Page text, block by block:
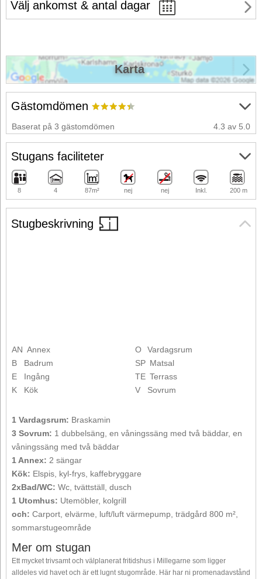
Välj ankomst & antal dagar
Stugbeskrivning
AN Annex
B
Badrum
E
Ingång
K
Kök
O
Vardagsrum
SP Matsal
TE Terrass
V
Sovrum
1 Vardagsrum: Braskamin
3 Sovrum: 1 dubbelsäng, en våningssäng med två bäddar, en
våningssäng med två bäddar
1 Annex: 2 sängar
Kök: Elspis, kyl-frys, kaffebryggare
2xBad/WC: Wc, tvättställ, dusch
1 Utomhus: Utemöbler, kolgrill
och: Carport, elvärme, luft/luft värmepump, trädgård 800 m²,
sommarstugeområde
Mer om stugan
Ett mycket trivsamt och välplanerat fritidshus i Millegarne som ligger
alldeles vid havet och är ett lugnt stugområde. Här har ni promenadavstånd
Gästomdömen
Baserat på 3 gästomdömen 4.3 av 5.0
Stugans faciliteter
8 4 87m² nej nej Inkl. 200 m
Karta